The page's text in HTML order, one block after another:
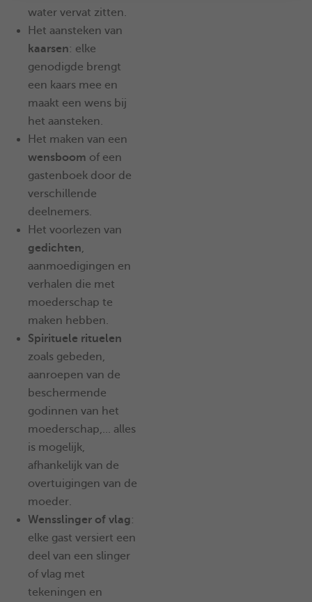
water vervat zitten.
Het aansteken van
kaarsen: elke
genodigde brengt
een kaars mee en
maakt een wens bij
het aansteken.
Het maken van een
wensboom of een
gastenboek door de
verschillende
deelnemers.
Het voorlezen van
gedichten
aanmoedigingen en
verhalen die met
moederschap te
maken hebben.
Spirituele rituelen
zoals gebeden,
aanroepen van de
beschermende
godinnen van het
moederschap,... alles
is mogelijk,
afhankelijk van de
overtuigingen van de
moeder.
Wensslinger of vlag:
elke gast versiert een
deel van een slinger
of vlag met
tekeningen en